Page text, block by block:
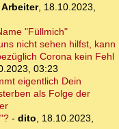
Arbeiter, 18.10.2023,
"Füllmich"
nicht sehen hilfst, kann
Corona kein Fehl
03:23
eigentlich Dein
als Folge der
- dito, 18.10.2023,